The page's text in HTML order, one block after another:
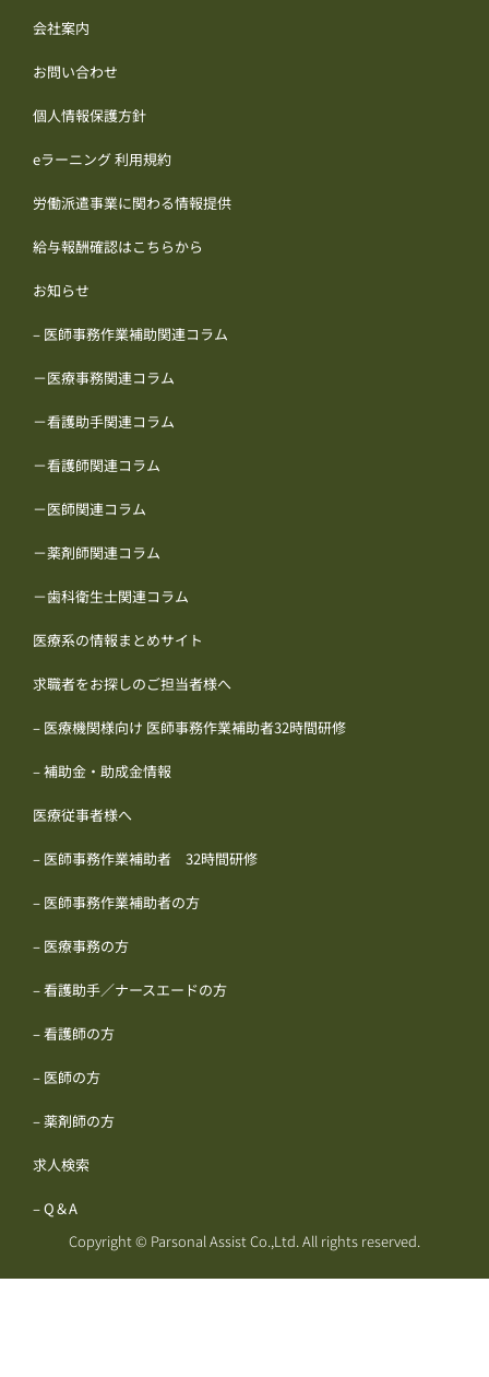
会社案内
お問い合わせ
個人情報保護方針
eラーニング 利用規約
労働派遣事業に関わる情報提供
給与報酬確認はこちらから
お知らせ
– 医師事務作業補助関連コラム
－医療事務関連コラム
－看護助手関連コラム
－看護師関連コラム
－医師関連コラム
－薬剤師関連コラム
－歯科衛生士関連コラム
医療系の情報まとめサイト
求職者をお探しのご担当者様へ
– 医療機関様向け 医師事務作業補助者32時間研修
– 補助金・助成金情報
医療従事者様へ
– 医師事務作業補助者 32時間研修
– 医師事務作業補助者の方
– 医療事務の方
– 看護助手／ナースエードの方
– 看護師の方
– 医師の方
– 薬剤師の方
求人検索
– Q＆A
Copyright © Parsonal Assist Co.,Ltd. All rights reserved.